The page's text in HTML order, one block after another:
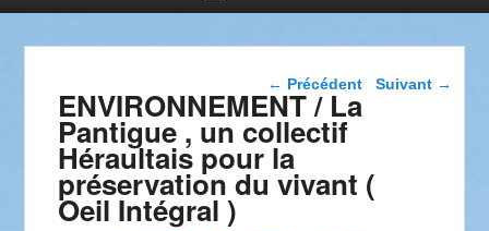
Navigation dans les
← Précédent Suivant →
ENVIRONNEMENT / La
Pantigue , un collectif
Héraultais pour la
préservation du vivant (
Oeil Intégral )